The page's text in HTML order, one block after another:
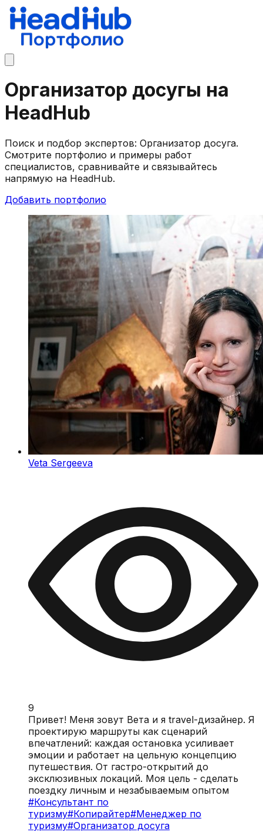
Организатор досугы на
HeadHub
Поиск и подбор экспертов: Организатор досуга.
Смотрите портфолио и примеры работ
специалистов, сравнивайте и связывайтесь
напрямую на HeadHub.
Добавить портфолио
Veta Sergeeva
9
Привет! Меня зовут Вета и я travel-дизайнер. Я
проектирую маршруты как сценарий
впечатлений: каждая остановка усиливает
эмоции и работает на цельную концепцию
путешествия. От гастро-открытий до
эксклюзивных локаций. Моя цель - сделать
поездку личным и незабываемым опытом
#Консультант по
туризму#Копирайтер#Менеджер по
туризму#Организатор досуга